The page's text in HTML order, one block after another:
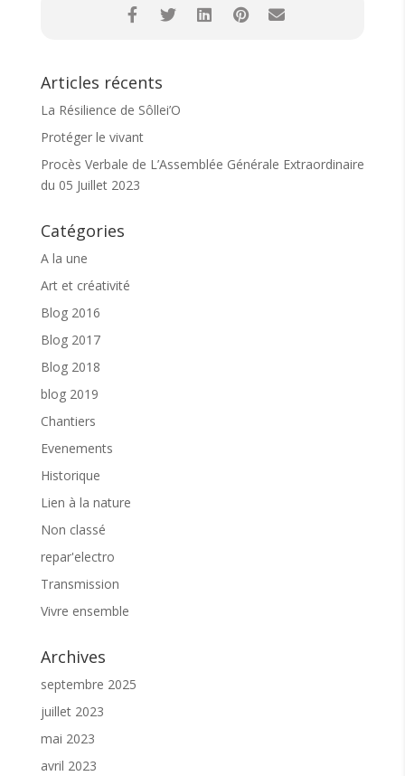
Sôllei’O, le « vivre ensemble », l’intergénérationnel
reste le liant. Aussi, nous restons à votre écoute
En vous remerciant pour votre confiance, à bientôt
Articles récents
La Résilience de Sôllei’O
Protéger le vivant
Procès Verbale de L’Assemblée Générale Extraordinaire
du 05 Juillet 2023
Catégories
A la une
Art et créativité
Blog 2016
Blog 2017
Blog 2018
blog 2019
Chantiers
Evenements
Historique
Lien à la nature
Non classé
repar'electro
Transmission
Vivre ensemble
Archives
septembre 2025
juillet 2023
mai 2023
avril 2023